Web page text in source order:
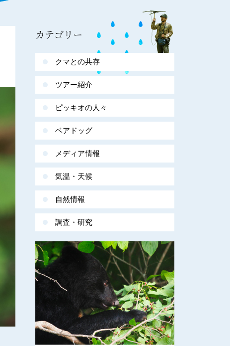
カテゴリー
クマとの共存
ツアー紹介
ピッキオの人々
ベアドッグ
メディア情報
気温・天候
自然情報
調査・研究